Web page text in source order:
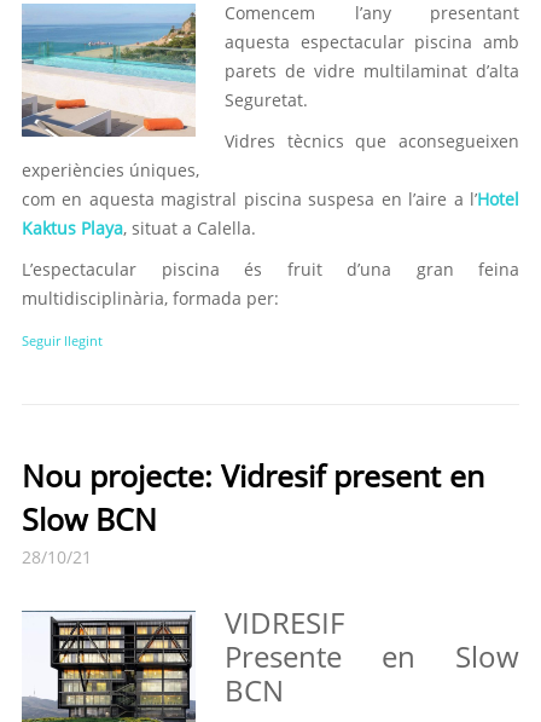
Comencem l’any presentant
aquesta espectacular piscina amb
parets de vidre multilaminat d’alta
Seguretat.
Vidres tècnics que aconsegueixen
experiències úniques,
com en aquesta magistral piscina suspesa en l’aire a l’Hotel
Kaktus Playa, situat a Calella.
L’espectacular piscina és fruit d’una gran feina
multidisciplinària, formada per:
Seguir llegint
Nou projecte: Vidresif present en
Slow BCN
28/10/21
VIDRESIF
Presente en Slow
BCN